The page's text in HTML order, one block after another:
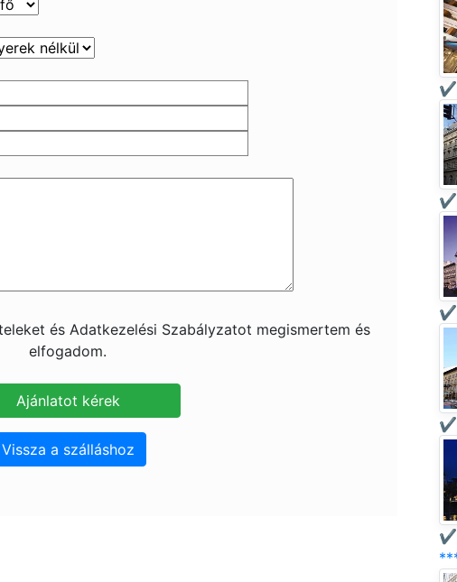
és Adatkezelési Szabályzatot megismertem és
elfogadom.
Vissza a szálláshoz
✔️
✔️
✔️
✔️
✔️